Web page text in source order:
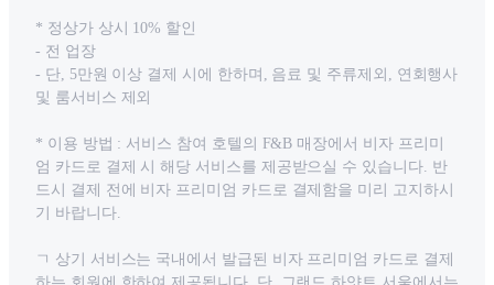
* 정상가 상시 10% 할인
- 전 업장
- 단, 5만원 이상 결제 시에 한하며, 음료 및 주류제외, 연회행사
및 룸서비스 제외
* 이용 방법 : 서비스 참여 호텔의 F&B 매장에서 비자 프리미
엄 카드로 결제 시 해당 서비스를 제공받으실 수 있습니다. 반
드시 결제 전에 비자 프리미엄 카드로 결제함을 미리 고지하시
기 바랍니다.
ㄱ 상기 서비스는 국내에서 발급된 비자 프리미엄 카드로 결제